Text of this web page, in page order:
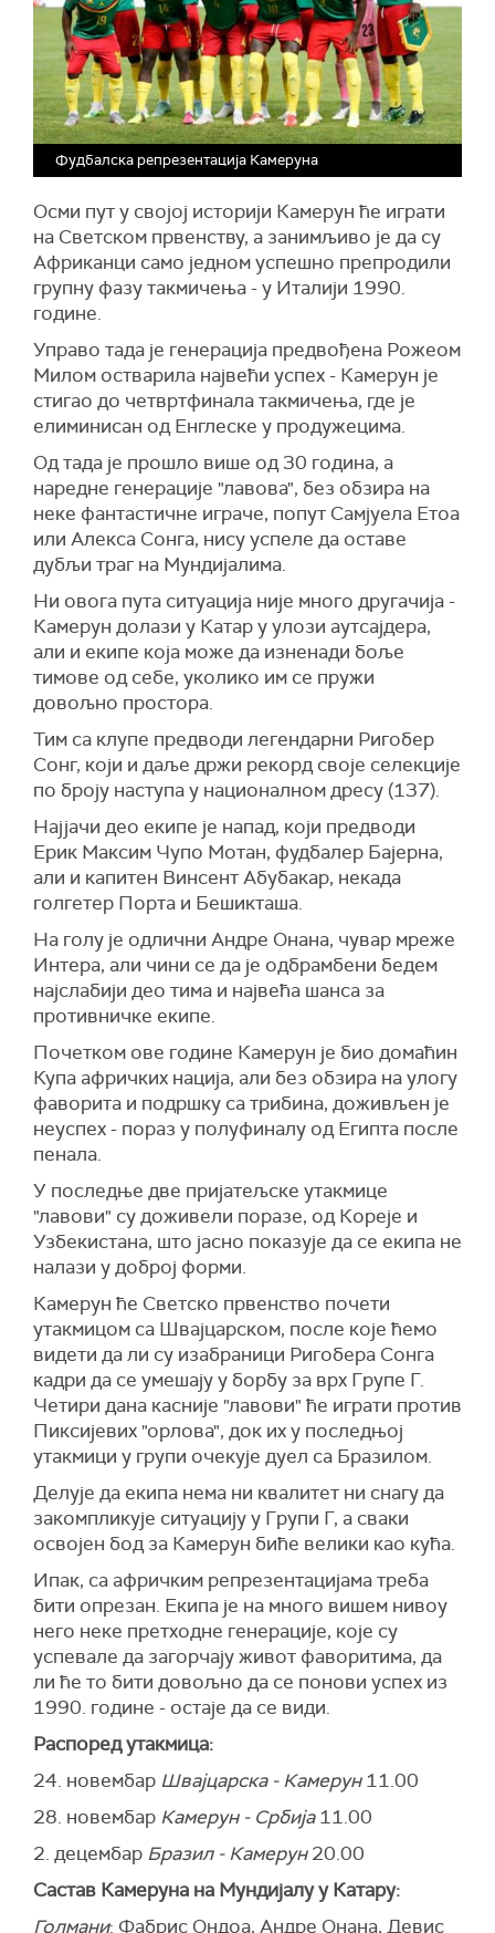
Фудбалска репрезентација Камеруна
Осми пут у својој историји Камерун ће играти
на Светском првенству, а занимљиво је да су
Африканци само једном успешно препродили
групну фазу такмичења - у Италији 1990.
године.
Управо тада је генерација предвођена Рожеом
Милом остварила највећи успех - Камерун је
стигао до четвртфинала такмичења, где је
елиминисан од Енглеске у продужецима.
Од тада је прошло више од 30 година, а
наредне генерације "лавова", без обзира на
неке фантастичне играче, попут Самјуела Етоа
или Алекса Сонга, нису успеле да оставе
дубљи траг на Мундијалима.
Ни овога пута ситуација није много другачија -
Камерун долази у Катар у улози аутсајдера,
али и екипе која може да изненади боље
тимове од себе, уколико им се пружи
довољно простора.
Тим са клупе предводи легендарни Ригобер
Сонг, који и даље држи рекорд своје селекције
по броју наступа у националном дресу (137).
Најјачи део екипе је напад, који предводи
Ерик Максим Чупо Мотан, фудбалер Бајерна,
али и капитен Винсент Абубакар, некада
голгетер Порта и Бешикташа.
На голу је одлични Андре Онана, чувар мреже
Интера, али чини се да је одбрамбени бедем
најслабији део тима и највећа шанса за
противничке екипе.
Почетком ове године Камерун је био домаћин
Купа афричких нација, али без обзира на улогу
фаворита и подршку са трибина, доживљен је
неуспех - пораз у полуфиналу од Египта после
пенала.
У последње две пријатељске утакмице
"лавови" су доживели поразе, од Кореје и
Узбекистана, што јасно показује да се екипа не
налази у доброј форми.
Камерун ће Светско првенство почети
утакмицом са Швајцарском, после које ћемо
видети да ли су изабраници Ригобера Сонга
кадри да се умешају у борбу за врх Групе Г.
Четири дана касније "лавови" ће играти против
Пиксијевих "орлова", док их у последњој
утакмици у групи очекује дуел са Бразилом.
Делује да екипа нема ни квалитет ни снагу да
закомпликује ситуацију у Групи Г, а сваки
освојен бод за Камерун биће велики као кућа.
Ипак, са афричким репрезентацијама треба
бити опрезан. Екипа је на много вишем нивоу
него неке претходне генерације, које су
успевале да загорчају живот фаворитима, да
ли ће то бити довољно да се понови успех из
1990. године - остаје да се види.
Распоред утакмица:
24. новембар Швајцарска - Камерун11.00
28. новембар Камерун - Србија11.00
2. децембар Бразил - Камерун20.00
Састав Камеруна на Мундијалу у Катару:
Голмани: Фабрис Ондоа, Андре Онана, Девис